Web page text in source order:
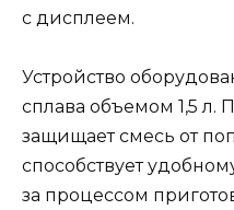
с дисплеем.
Устройство
сплава объемом 1,5 л.
защищает смесь от
способствует
за процессом